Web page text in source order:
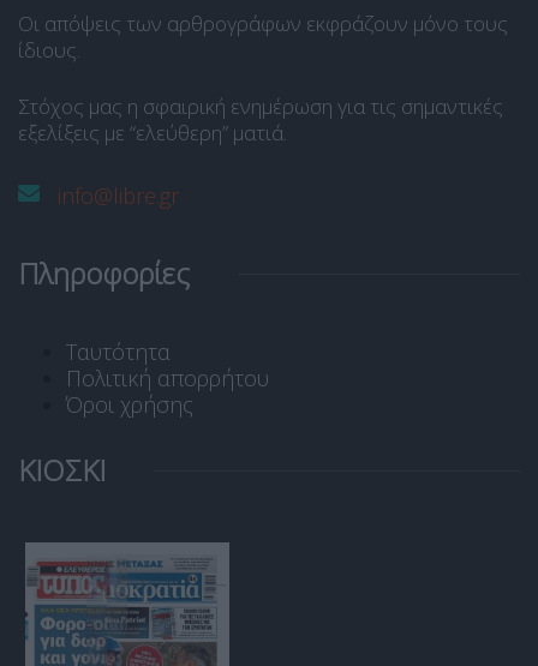
Οι απόψεις των αρθρογράφων εκφράζουν μόνο τους
ίδιους.
Στόχος μας η σφαιρική ενημέρωση για τις σημαντικές
εξελίξεις με “ελεύθερη” ματιά.
info@libre.gr
Πληροφορίες
Ταυτότητα
Πολιτική απορρήτου
Όροι χρήσης
ΚΙΟΣΚΙ